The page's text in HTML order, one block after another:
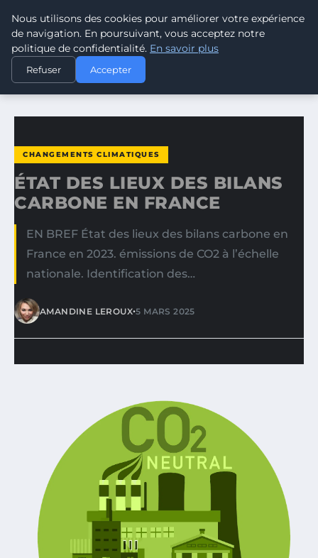
CLIMATE GUARDIAN
ACCUEIL
CHANGEMENTS CLIMATIQUES
ÉTAT DES LIEUX DES BILANS CARBONE EN FRANCE
CHANGEMENTS CLIMATIQUES
ÉTAT DES LIEUX DES BILANS
CARBONE EN FRANCE
EN BREF État des lieux des bilans carbone en
France en 2023. émissions de CO2 à l’échelle
nationale. Identification des…
AMANDINE LEROUX•5 MARS 2025
Nous utilisons des cookies pour améliorer votre expérience
de navigation. En poursuivant, vous acceptez notre
politique de confidentialité. En savoir plus
Refuser Accepter